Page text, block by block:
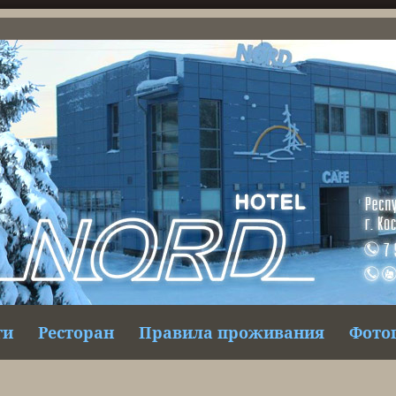
Ресторан Правила проживания